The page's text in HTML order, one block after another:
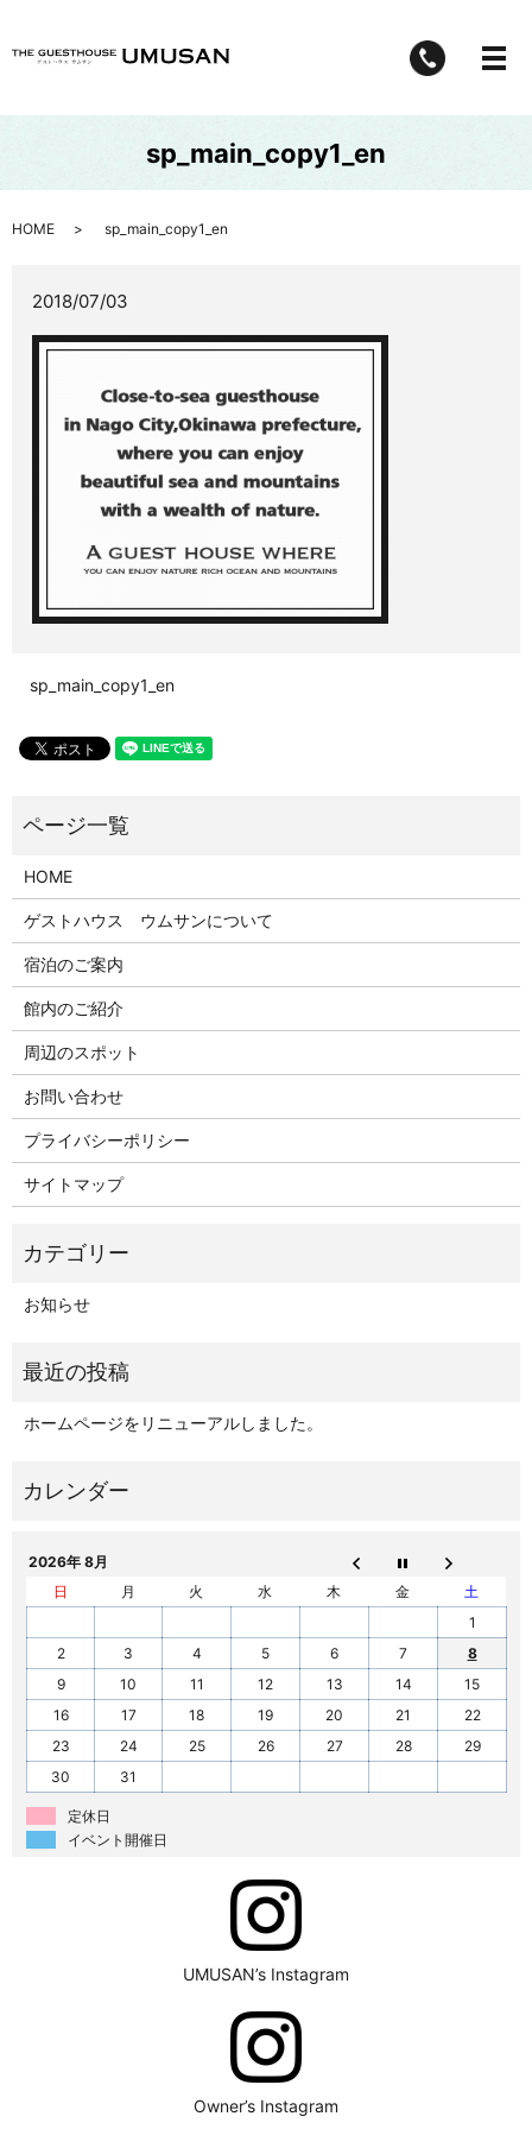
メ
sp_main_copy1_en
HOME sp_main_copy1_en
2018/07/03
sp_main_copy1_en
HOME
ゲストハウス ウムサンについて
宿泊のご案内
館内のご紹介
周辺のスポット
お問い合わせ
プライバシーポリシー
サイトマップ
お知らせ
ホームページをリニューアルしました。
2026年 8月
日
月 火 水 木 金
土
1
2
3 4 5 6 7
8
9
10 11 12 13 14
15
16
17 18 19 20 21
22
23
24 25 26 27 28
29
30
31
定休日
イベント開催日
UMUSAN’s Instagram
Owner’s Instagram